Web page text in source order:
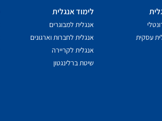
עסקית
לימוד אנגלית
אנגלית למבוגרים
אנגלית לחברות וארגונים
אנגלית לקריירה
שיטת ברלינגטון